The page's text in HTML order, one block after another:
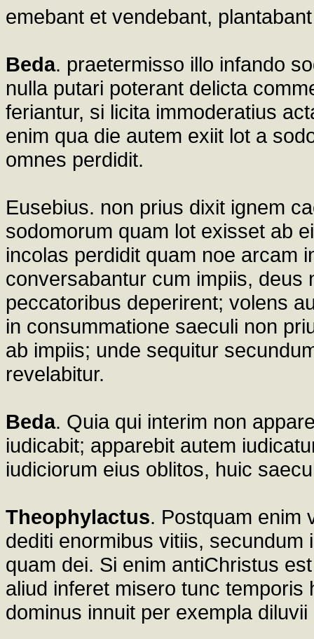
emebant et vendebant,
Beda. praetermisso illo infando
nulla putari poterant delicta
feriantur, si licita immoderatius
enim qua die autem exiit lot a
omnes perdidit.
Eusebius. non prius dixit ignem
sodomorum quam lot exisset ab
incolas perdidit quam noe arcam
conversabantur cum impiis, deus
peccatoribus deperirent; volens
in consummatione saeculi non
ab impiis; unde sequitur
revelabitur.
Beda. Quia qui interim non
iudicabit; apparebit autem
iudiciorum eius oblitos, huic
Theophylactus. Postquam enim
dediti enormibus vitiis,
quam dei. Si enim antiChristus
aliud inferet misero tunc
dominus innuit per exempla